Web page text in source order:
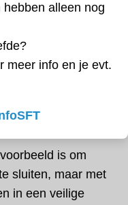
alleen nog
meer info en je evt.
is om
sluiten, maar met
in een veilige